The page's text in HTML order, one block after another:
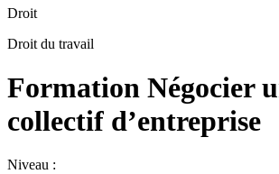
Droit
Droit du travail
Formation Négocier
collectif d’entreprise
Niveau :